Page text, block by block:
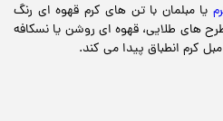
یا مبلمان با تن های کرم قهوه ای رنگ
های طلایی، قهوه ای روشن یا نسکافه
کرم انطباق پیدا می کند.